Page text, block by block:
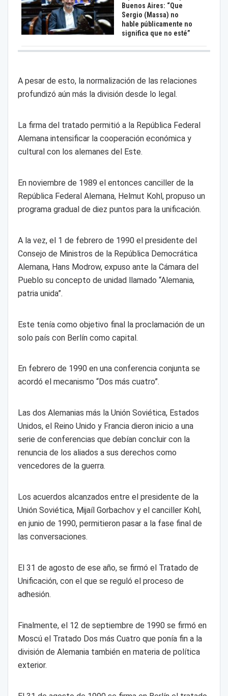
Buenos Aires: “Que
Sergio (Massa) no
hable públicamente no
significa que no esté”
A pesar de esto, la normalización de las relaciones
profundizó aún más la división desde lo legal.
La firma del tratado permitió a la República Federal
Alemana intensificar la cooperación económica y
cultural con los alemanes del Este.
En noviembre de 1989 el entonces canciller de la
República Federal Alemana, Helmut Kohl, propuso un
programa gradual de diez puntos para la unificación.
A la vez, el 1 de febrero de 1990 el presidente del
Consejo de Ministros de la República Democrática
Alemana, Hans Modrow, expuso ante la Cámara del
Pueblo su concepto de unidad llamado “Alemania,
patria unida”.
Este tenía como objetivo final la proclamación de un
solo país con Berlín como capital.
En febrero de 1990 en una conferencia conjunta se
acordó el mecanismo “Dos más cuatro”.
Las dos Alemanias más la Unión Soviética, Estados
Unidos, el Reino Unido y Francia dieron inicio a una
serie de conferencias que debían concluir con la
renuncia de los aliados a sus derechos como
vencedores de la guerra.
Los acuerdos alcanzados entre el presidente de la
Unión Soviética, Mijaíl Gorbachov y el canciller Kohl,
en junio de 1990, permitieron pasar a la fase final de
las conversaciones.
El 31 de agosto de ese año, se firmó el Tratado de
Unificación, con el que se reguló el proceso de
adhesión.
Finalmente, el 12 de septiembre de 1990 se firmó en
Moscú el Tratado Dos más Cuatro que ponía fin a la
división de Alemania también en materia de política
exterior.